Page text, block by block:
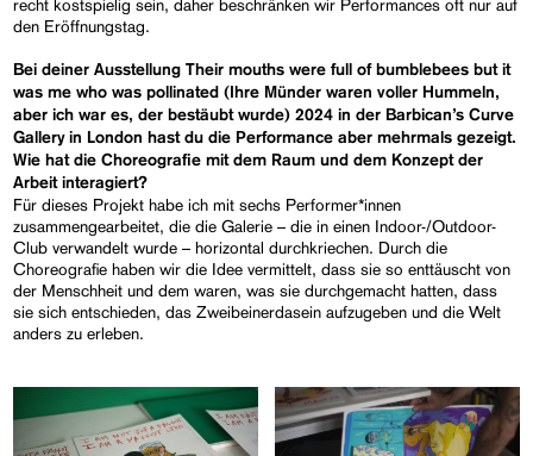
recht kostspielig sein, daher beschränken wir Performances oft nur auf
den Eröffnungstag.
Bei deiner AusstellungTheir mouths were full of bumblebees but it
was me who was pollinated (Ihre Münder waren voller Hummeln,
aber ich war es, der bestäubt wurde) 2024 in der Barbican’s Curve
Gallery in London hast du die Performance aber mehrmals gezeigt.
Wie hat die Choreografie mit dem Raum und dem Konzept der
Arbeit interagiert?
Für dieses Projekt habe ich mit sechs Performer*innen
zusammengearbeitet, die die Galerie – die in einen Indoor-/Outdoor-
Club verwandelt wurde – horizontal durchkriechen. Durch die
Choreografie haben wir die Idee vermittelt, dass sie so enttäuscht von
der Menschheit und dem waren, was sie durchgemacht hatten, dass
sie sich entschieden, das Zweibeinerdasein aufzugeben und die Welt
anders zu erleben.